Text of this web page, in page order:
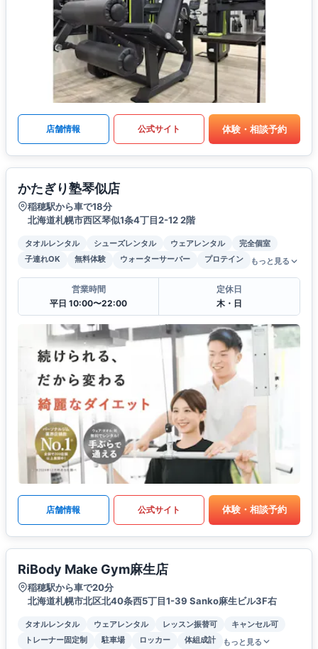
店舗情報 公式サイト 体験・相談予約
かたぎり塾琴似店
稲穂駅から車で18分
北海道札幌市西区琴似1条4丁目2-12 2階
タオルレンタル シューズレンタル ウェアレンタル
完全個室
子連れOK
無料体験 ウォーターサーバー プロテイン もっと見る
営業時間
平日 10:00〜22:00
定休日
木・日
店舗情報 公式サイト 体験・相談予約
RiBody Make Gym麻生店
稲穂駅から車で20分
北海道札幌市北区北40条西5丁目1-39 Sanko麻生ビル3F右
タオルレンタル ウェアレンタル レッスン振替可
キャンセル可
トレーナー固定制
駐車場 ロッカー 体組成計 もっと見る